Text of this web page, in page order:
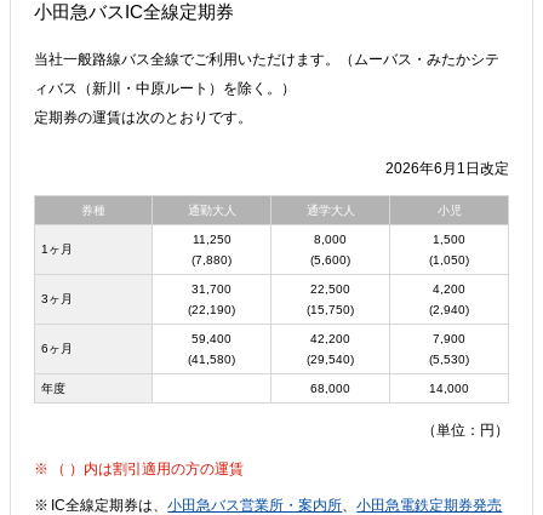
小田急バスIC全線定期券
当社一般路線バス全線でご利用いただけます。（ムーバス・みたかシテ
ィバス（新川・中原ルート）を除く。）
定期券の運賃は次のとおりです。
2026年6月1日改定
券種 通勤大人 通学大人 小児
1ヶ月
11,250
(7,880)
8,000
(5,600)
1,500
(1,050)
3ヶ月
31,700
(22,190)
22,500
(15,750)
4,200
(2,940)
6ヶ月
59,400
(41,580)
42,200
(29,540)
7,900
(5,530)
年度 68,000 14,000
（単位：円）
（ ）内は割引適用の方の運賃
IC全線定期券は、小田急バス営業所・案内所、小田急電鉄定期券発売